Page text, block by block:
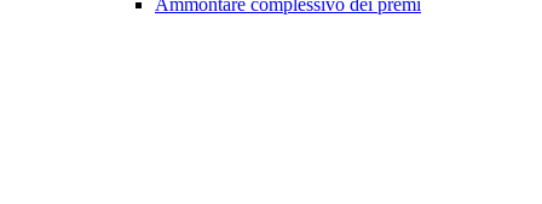
Ammontare complessivo dei premi